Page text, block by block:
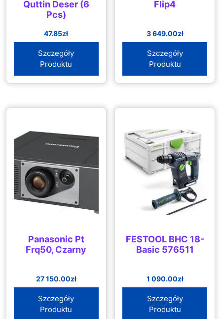
Quttin Deser (6
Pcs)
47.85zł
Szczegóły
Produktu
Flip4
3 649.00zł
Szczegóły
Produktu
Panasonic Pt
Frq50, Czarny
27 150.00zł
Szczegóły
Produktu
FESTOOL BHC 18-
Basic 576511
1 090.00zł
Szczegóły
Produktu